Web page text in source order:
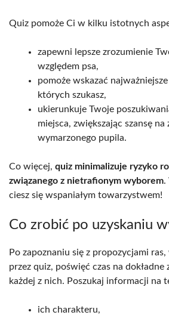
Quiz pomoże Ci w kilku istotnych
zapewni lepsze zrozumienie
względem psa,
pomoże wskazać
których szukasz,
ukierunkuje Twoje
miejsca, zwiększając szansę na
wymarzonego pupila.
Co więcej, quiz minimalizuje ryzyko
związanego z nietrafionym wyborem.
ciesz się wspaniałym towarzystwem!
Co zrobić po uzyskaniu
Po zapoznaniu się z propozycjami
przez quiz, poświęć czas na dokładne
każdej z nich. Poszukaj informacji na
ich charakteru,